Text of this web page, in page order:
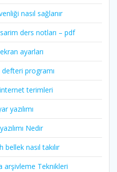
nasıl sağlanır
ders notları – pdf
ayarları
programı
terimleri
yazılımı
Nedir
nasıl takılır
arşivleme Teknikleri